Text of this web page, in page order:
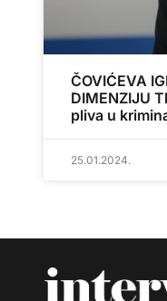
ČOVIĆEVA
DIMENZIJU
pliva u
25.01.2024.